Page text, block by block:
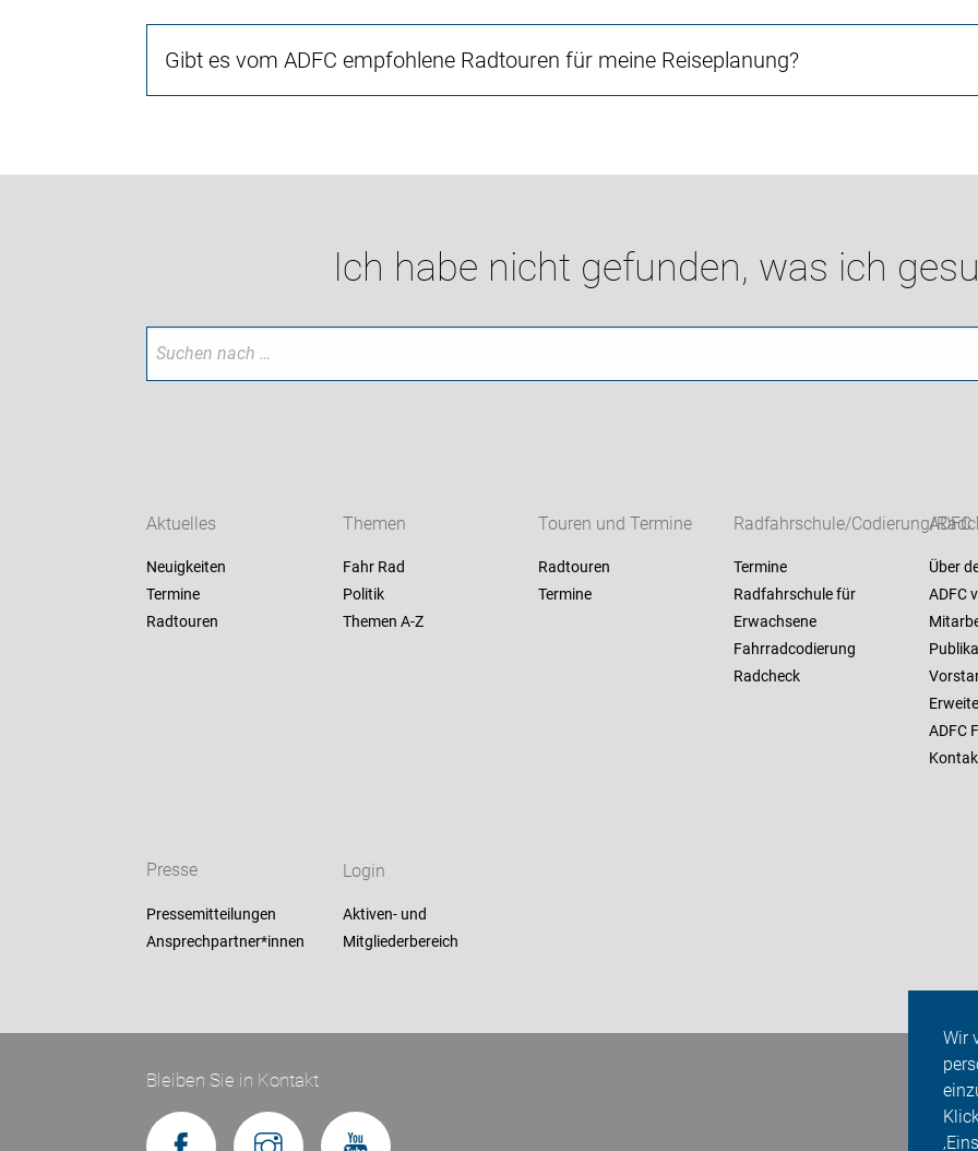
Wir
Gibt es vom ADFC empfohlene Radtouren für meine Reiseplanung?
Ich habe nicht gefunden, was ich
Aktuelles
Neuigkeiten
Termine
Radtouren
Themen
Fahr Rad
Politik
Themen A-Z
Touren und Termine
Radtouren
Termine
Radfahrschule/Codierung/
Termine
Radfahrschule für
Erwachsene
Fahrradcodierung
Radcheck
ADFC
Über
ADFC
ADFC
Presse
Pressemitteilungen
Ansprechpartner*innen
Login
Aktiven- und
Mitgliederbereich
Bleiben Sie in Kontakt